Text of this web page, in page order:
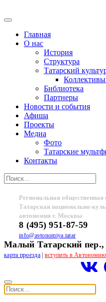
Главная
О нас
История
Структура
Татарский
Коллективы
Библиотека
Партнеры
Новости и события
Афиша
Проекты
Медиа
Фото
Татарские
Контакты
Региональная общественная
Татарская национально-
автономия г. Москвы
8 (495) 951-87-59
info@avtonomiya.tatar
Малый Татарский пер.,
карта проезда| вступить в Автономию